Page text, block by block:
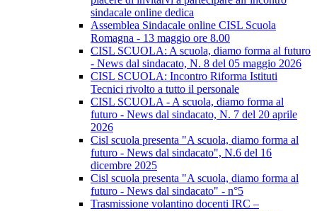
sindacale online dedica
Assemblea Sindacale online CISL Scuola
Romagna - 13 maggio ore 8.00
CISL SCUOLA: A scuola, diamo forma al futuro
- News dal sindacato, N. 8 del 05 maggio 2026
CISL SCUOLA: Incontro Riforma Istituti
Tecnici rivolto a tutto il personale
CISL SCUOLA - A scuola, diamo forma al
futuro - News dal sindacato, N. 7 del 20 aprile
2026
Cisl scuola presenta "A scuola, diamo forma al
futuro - News dal sindacato", N.6 del 16
dicembre 2025
Cisl scuola presenta "A scuola, diamo forma al
futuro - News dal sindacato" - n°5
Trasmissione volantino docenti IRC –